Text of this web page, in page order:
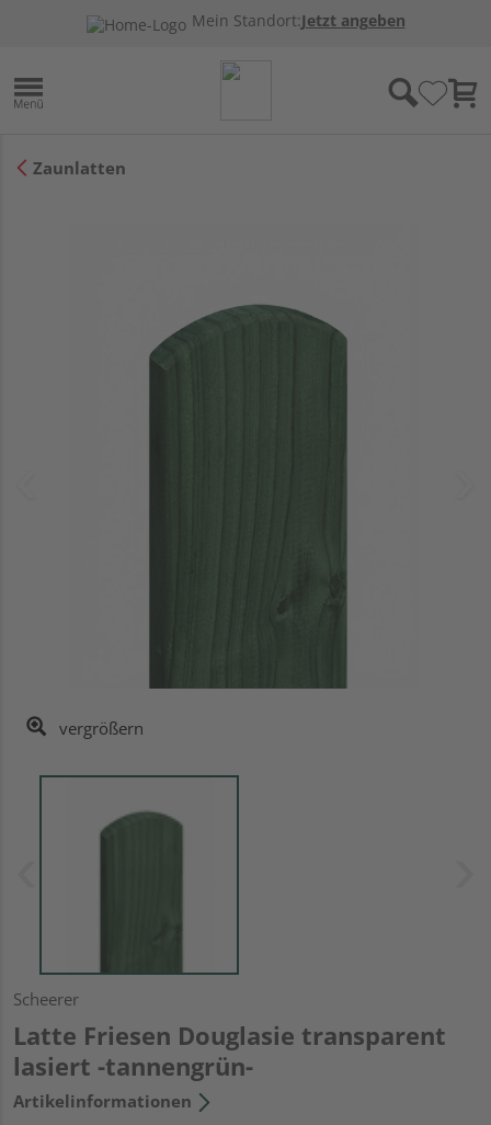
Mein Standort:Jetzt angeben
Zaunlatten
vergrößern
Scheerer
Latte Friesen Douglasie transparent
lasiert -tannengrün-
Artikelinformationen